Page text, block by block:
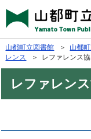
山都町立図書館 ＞ 山都
レンス
＞ レファレンス
レファレン